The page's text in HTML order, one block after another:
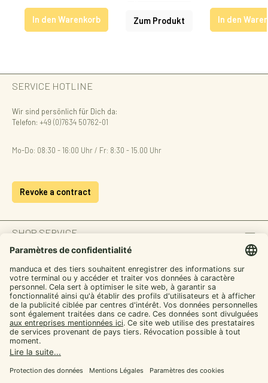
In den Warenkorb Zum Produkt In den
SERVICE HOTLINE
Wir sind persönlich für Dich da:
Telefon: +49 (0)7634 50762-01
Mo-Do: 08:30 - 16:00 Uhr / Fr: 8:30 - 15.00 Uhr
Revoke a contract
SHOP SERVICE
INFORMATION
ZAHLUNGSARTEN
SICHER EINKAUFEN
UNSERE COMMUNITIES